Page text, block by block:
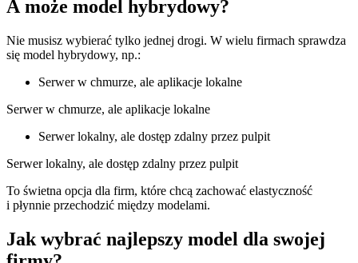
A może model hybrydowy?
Nie musisz wybierać tylko jednej drogi. W wielu firmach sprawdza
się model hybrydowy, np.:
Serwer w chmurze, ale aplikacje lokalne
Serwer w chmurze, ale aplikacje lokalne
Serwer lokalny, ale dostęp zdalny przez pulpit
Serwer lokalny, ale dostęp zdalny przez pulpit
To świetna opcja dla firm, które chcą zachować elastyczność
i płynnie przechodzić między modelami.
Jak wybrać najlepszy model dla swojej